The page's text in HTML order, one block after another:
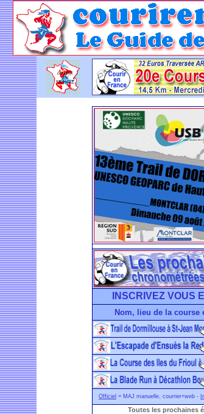
INSCRIVEZ VOUS
Nom, lieu de la course
Officiel = MAJ manuelle, courrier+web -
Toutes les prochaines